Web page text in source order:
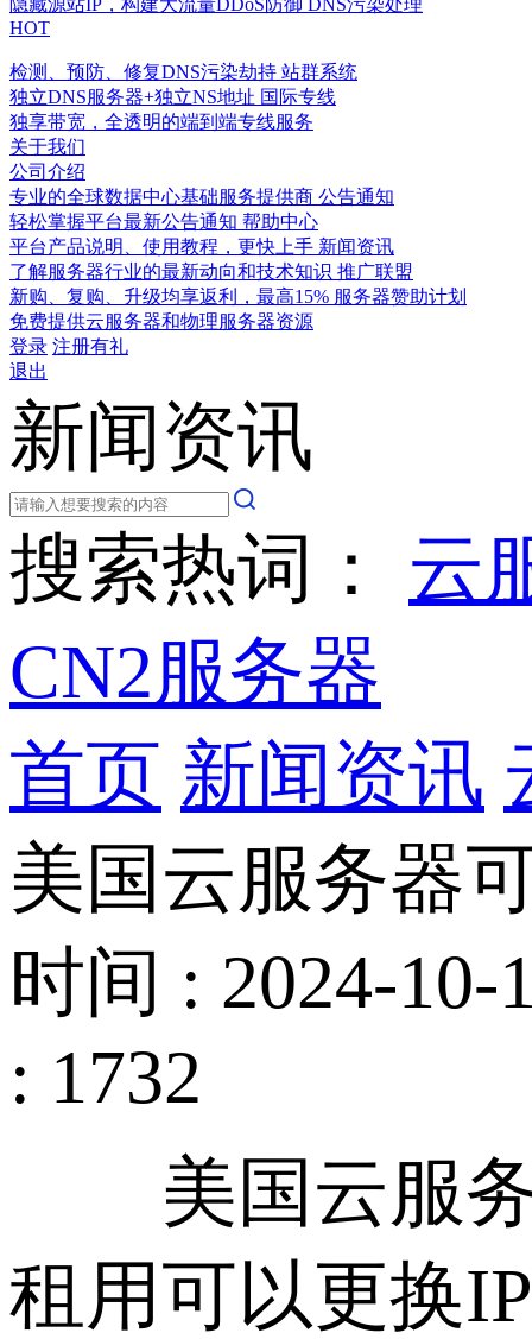
隐藏源站IP，构建大流量DDoS防御
DNS污染处理
HOT
检测、预防、修复DNS污染劫持 站群系统
独立DNS服务器+独立NS地址 国际专线
独享带宽，全透明的端到端专线服务
关于我们
公司介绍
专业的全球数据中心基础服务提供商 公告通知
轻松掌握平台最新公告通知 帮助中心
平台产品说明、使用教程，更快上手 新闻资讯
了解服务器行业的最新动向和技术知识 推广联盟
新购、复购、升级均享返利，最高15% 服务器赞助计划
免费提供云服务器和物理服务器资源
登录 注册有礼
退出
新闻资讯
搜索热词： 云
CN2服务器
首页 新闻资讯
美国云服务器
时间 : 2024-10-
: 1732
美国云服务
租用可以更换